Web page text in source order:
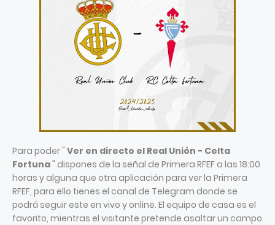
Para poder " Ver en directo el Real Unión - Celta
Fortuna" dispones de la señal de Primera RFEF a las 18:00
horas y alguna que otra aplicación para ver la Primera
RFEF, para ello tienes el canal de Telegram donde se
podrá seguir este en vivo y online. El equipo de casa es el
favorito, mientras el visitante pretende asaltar un campo